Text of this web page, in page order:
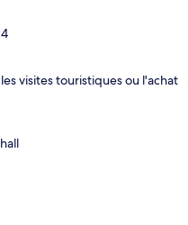
visites touristiques ou l'achat